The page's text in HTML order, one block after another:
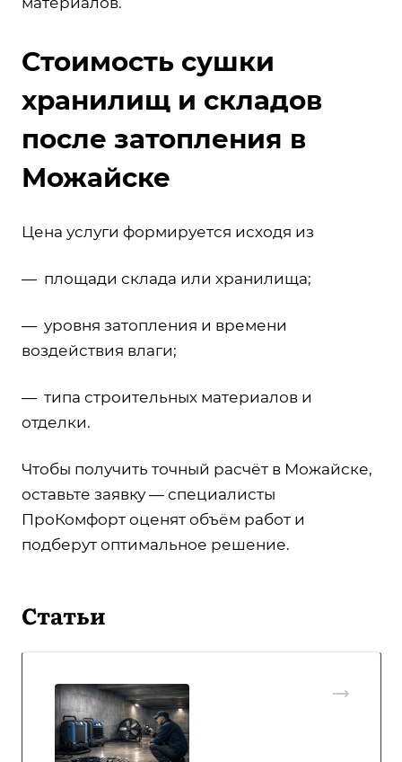
Стоимость сушки
хранилищ и складов
после затопления в
Можайске
Цена услуги формируется исходя из
— площади склада или хранилища;
— уровня затопления и времени
воздействия влаги;
— типа строительных материалов и
отделки.
Чтобы получить точный расчёт в Можайске,
оставьте заявку — специалисты
ПроКомфорт оценят объём работ и
подберут оптимальное решение.
Статьи